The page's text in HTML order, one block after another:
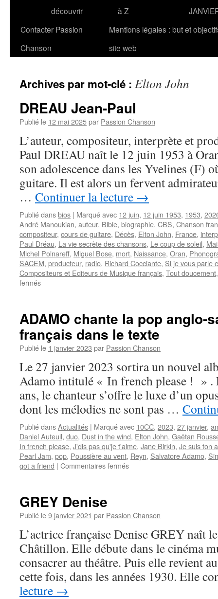
découvrir
à Z
Contacter Passion
Chanson
Mentions légales : but et
site web
Archives par mot-clé : Elton John
DREAU Jean-Paul
Publié le 12 mai 2025par Passion Chanson
L’auteur, compositeur, interprète et
Paul DREAU naît le 12 juin 1953 à
son adolescence dans les Yvelines (F)
guitare. Il est alors un fervent
… Continuer la lecture →
Publié dansbios | Marqué avec 12 juin, 12 juin 1953, 1953,
André Manoukian, auteur, Bibie, biographie, CBS, Chanson
compositeur, cours de guitare, Décès, Elton John, France,
Paul Dréau, La vie secrète des chansons, Le coup de soleil,
Michel Polnareff, Miguel Bose, mort, Naissance, Oran,
SACEM, producteur, radio, Richard Cocciante, Si je vous parle
Compositeurs et Editeurs de Musique français, Tout doucement
ferméssur
ADAMO chante la pop anglo-
français dans le texte
Publié le 1 janvier 2023 par Passion Chanson
Le 27 janvier 2023 sortira un nouvel
Adamo intitulé « In french please ! » .
ans, le chanteur s’offre le luxe d’un
dont les mélodies ne sont pas …
Publié dansActualités | Marqué avec 10CC, 2023, 27 janvier,
Daniel Auteuil, duo, Dust in the wind, Elton John, Gaëtan
In french please, J'dis pas qu'je t'aime, Jane Birkin, Je suis ton
Pearl Jam, pop, Poussière au vent, Reyn, Salvatore Adamo,
got a friend | Commentaires ferméssur
anglo-
en
français
dans
le
texte
GREY Denise
Publié le9 janvier 2021 par Passion Chanson
L’actrice française Denise GREY naît
Châtillon. Elle débute dans le cinéma
consacrer au théâtre. Puis elle revient
cette fois, dans les années 1930. Elle
lecture →